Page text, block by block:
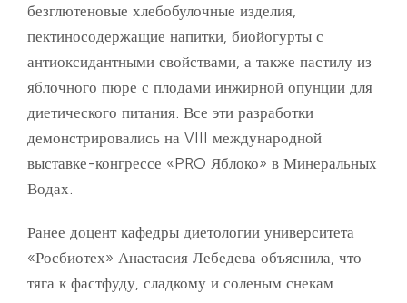
безглютеновые хлебобулочные изделия,
пектиносодержащие напитки, биойогурты с
антиоксидантными свойствами, а также пастилу из
яблочного пюре с плодами инжирной опунции для
диетического питания. Все эти разработки
демонстрировались на VIII международной
выставке-конгрессе «PRO Яблоко» в Минеральных
Водах.
Ранее доцент кафедры диетологии университета
«Росбиотех» Анастасия Лебедева объяснила, что
тяга к фастфуду, сладкому и соленым снекам